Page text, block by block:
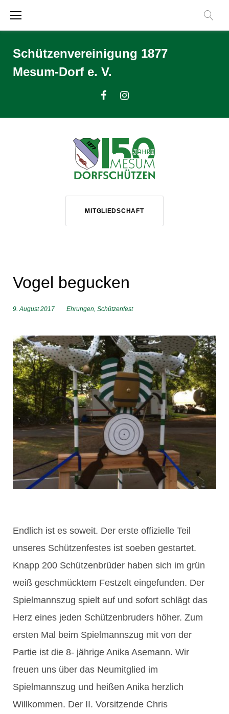
Schützenvereinigung 1877
Mesum-Dorf e. V.
MITGLIEDSCHAFT
Vogel begucken
9. August 2017 Ehrungen, Schützenfest
Endlich ist es soweit. Der erste offizielle Teil
unseres Schützenfestes ist soeben gestartet.
Knapp 200 Schützenbrüder haben sich im grün
weiß geschmücktem Festzelt eingefunden. Der
Spielmannszug spielt auf und sofort schlägt das
Herz eines jeden Schützenbruders höher. Zum
ersten Mal beim Spielmannszug mit von der
Partie ist die 8- jährige Anika Asemann. Wir
freuen uns über das Neumitglied im
Spielmannszug und heißen Anika herzlich
Willkommen. Der II. Vorsitzende Chris